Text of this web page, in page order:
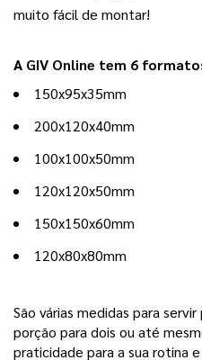
muito fácil de montar!
A GIV Online tem 6
150x95x35mm
200x120x40mm
100x100x50mm
120x120x50mm
150x150x60mm
120x80x80mm
São várias medidas para
porção para dois ou até
praticidade para a sua rotina